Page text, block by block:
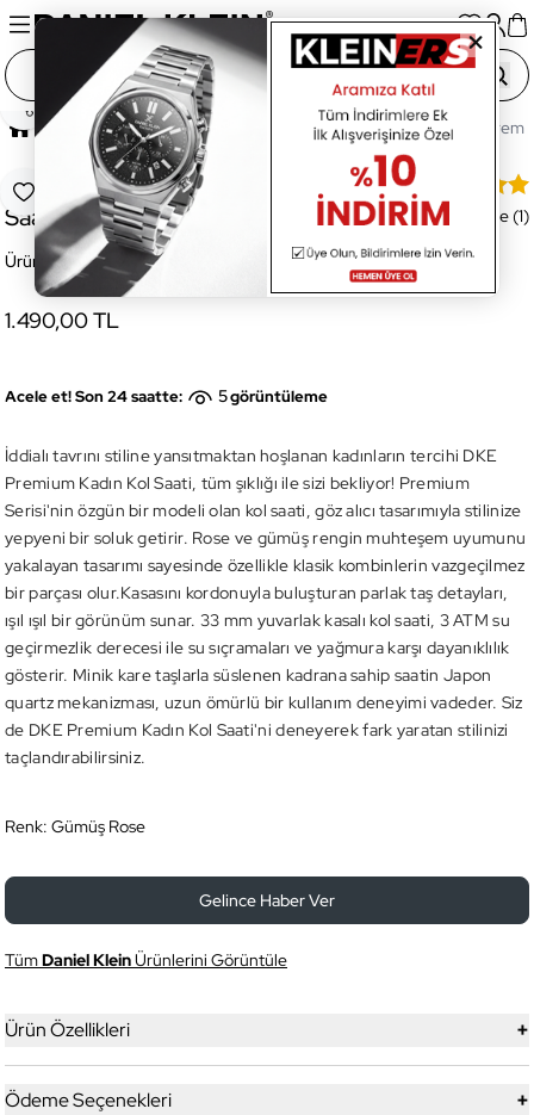
Ana Sayfa Saatler Kadın Saat DKE.1.10350.5
Favoriye Ekle
Paylaş
DKE.1.10350.5 Premium Kadın Kol
Saati
Ürün Kodu:DKE.1.10350.5
Değerlendirme (1)
1.490,00 TL
Acele et! Son 24 saatte: 5görüntüleme
İddialı tavrını stiline yansıtmaktan hoşlanan kadınların tercihi DKE
Premium Kadın Kol Saati, tüm şıklığı ile sizi bekliyor! Premium
Serisi'nin özgün bir modeli olan kol saati, göz alıcı tasarımıyla stilinize
yepyeni bir soluk getirir. Rose ve gümüş rengin muhteşem uyumunu
yakalayan tasarımı sayesinde özellikle klasik kombinlerin vazgeçilmez
bir parçası olur.Kasasını kordonuyla buluşturan parlak taş detayları,
ışıl ışıl bir görünüm sunar. 33 mm yuvarlak kasalı kol saati, 3 ATM su
geçirmezlik derecesi ile su sıçramaları ve yağmura karşı dayanıklılık
gösterir. Minik kare taşlarla süslenen kadrana sahip saatin Japon
quartz mekanizması, uzun ömürlü bir kullanım deneyimi vadeder. Siz
de DKE Premium Kadın Kol Saati'ni deneyerek fark yaratan stilinizi
taçlandırabilirsiniz.
Renk: Gümüş Rose
Gelince Haber Ver
TümDaniel KleinÜrünlerini Görüntüle
Ürün Özellikleri +
Ödeme Seçenekleri +